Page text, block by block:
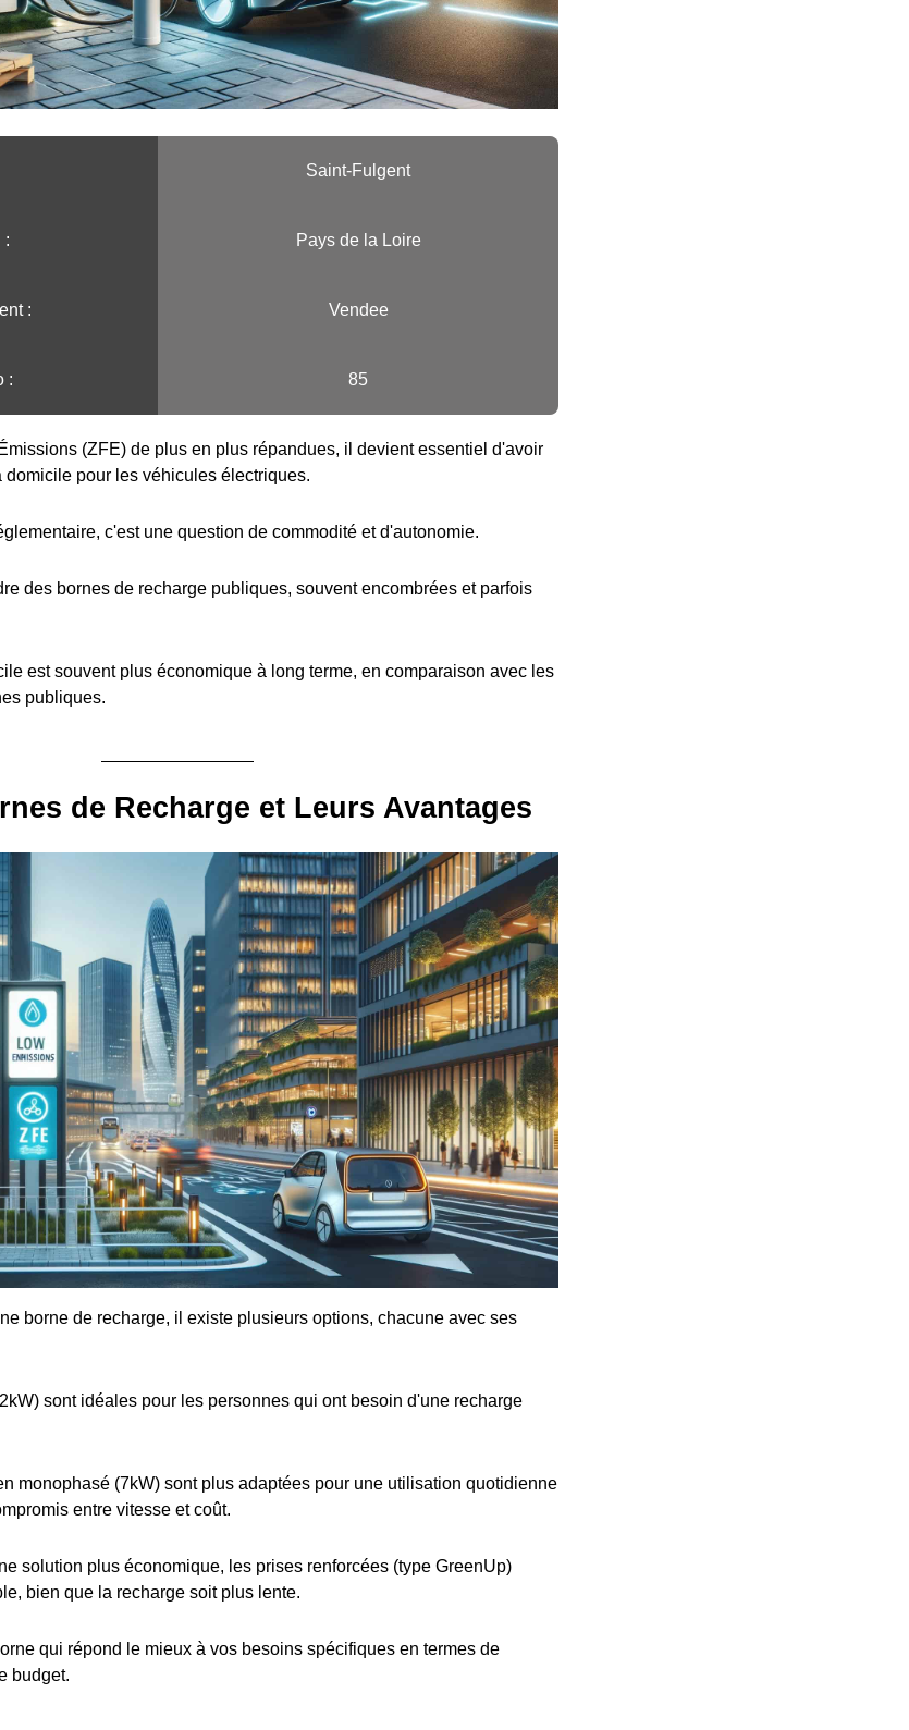
Saint-Fulgent
:️ Pays de la Loire
: Vendee
: 85
(ZFE) de plus en plus répandues, il devient essentiel d'avoir
domicile pour les véhicules électriques.
c'est une question de commodité et d'autonomie.
des bornes de recharge publiques, souvent encombrées et parfois
est souvent plus économique à long terme, en comparaison avec les
publiques.
de Recharge et Leurs Avantages
borne de recharge, il existe plusieurs options, chacune avec ses
sont idéales pour les personnes qui ont besoin d'une recharge
monophasé (7kW) sont plus adaptées pour une utilisation quotidienne
entre vitesse et coût.
solution plus économique, les prises renforcées (type GreenUp)
bien que la recharge soit plus lente.
qui répond le mieux à vos besoins spécifiques en termes de
budget.